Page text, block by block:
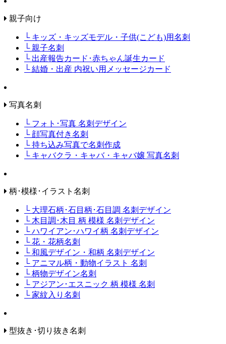
親子向け
└ キッズ・キッズモデル・子供(こども)用名刺
└ 親子名刺
└ 出産報告カード･赤ちゃん誕生カード
└ 結婚・出産 内祝い用メッセージカード
写真名刺
└ フォト･写真 名刺デザイン
└ 顔写真付き名刺
└ 持ち込み写真で名刺作成
└ キャバクラ・キャバ・キャバ嬢 写真名刺
柄･模様･イラスト名刺
└ 大理石柄･石目柄･石目調 名刺デザイン
└ 木目調･木目 柄 模様 名刺デザイン
└ ハワイアン･ハワイ柄 名刺デザイン
└ 花・花柄名刺
└ 和風デザイン・和柄 名刺デザイン
└ アニマル柄・動物イラスト 名刺
└ 柄物デザイン名刺
└ アジアン･エスニック 柄 模様 名刺
└ 家紋入り名刺
型抜き･切り抜き名刺